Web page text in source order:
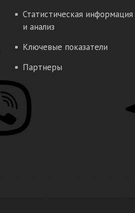
Статистическая информация
и анализ
Ключевые показатели
Партнеры